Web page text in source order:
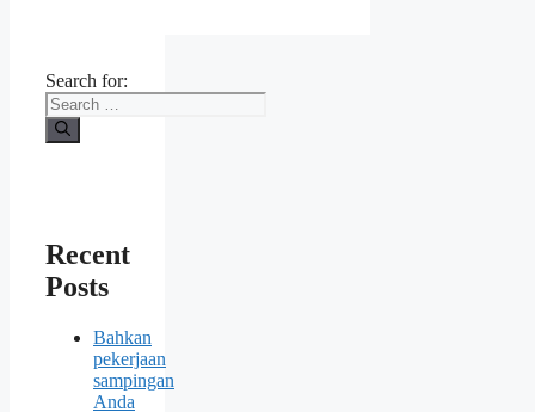
Search for:
Recent
Posts
Bahkan
pekerjaan
sampingan
Anda